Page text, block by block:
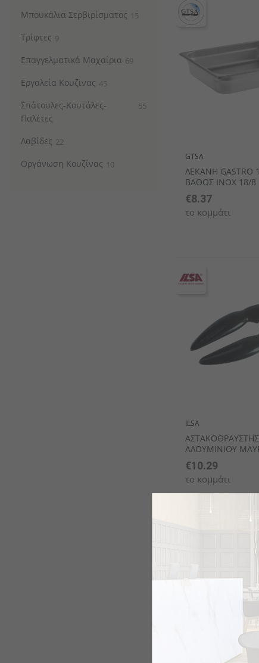
Μικρά μπωλ / Σαγανάκια /
Μαχαίρια
Ζαχαριέρες
Μπουκάλια Σερβιρίσματος 15
Τρίφτες 9
Επαγγελματικά Μαχαίρια 69
Εργαλεία Κουζίνας 45
Σπάτουλες-Κουτάλες-
Παλέτες
55
Λαβίδες 22
Οργάνωση Κουζίνας 10
GTSA
ΛΕΚΑΝΗ GASTRO
ΒΑΘΟΣ INOX 18/8
€8.37
το κομμάτι
ILSA
ΑΣΤΑΚΟΘΡΑΥΣΤΗΣ
ΑΛΟΥΜΙΝΙΟΥ
€10.29
το κομμάτι